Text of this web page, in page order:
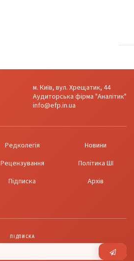
м. Київ, вул. Хрещатик, 44
Аудиторська фірма "Аналітик"
info@efp.in.ua
Редколегія
Новини
Рецензування
Політика ШІ
Підписка
Архів
ПІДПИСКА